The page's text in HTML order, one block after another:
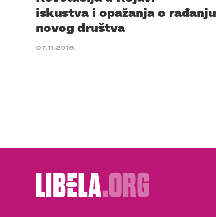
iskustva i opažanja o rađanju
novog društva
07.11.2016.